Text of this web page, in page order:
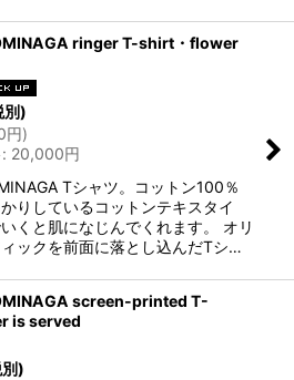
ringer T-shirt・flower
別)
円)
: 20,000円
Tシャツ。コットン100％
りしているコットンテキスタイ
くと肌になじんでくれます。 オリ
ックを前面に落とし込んだTシ…
screen-printed T-
is served
)